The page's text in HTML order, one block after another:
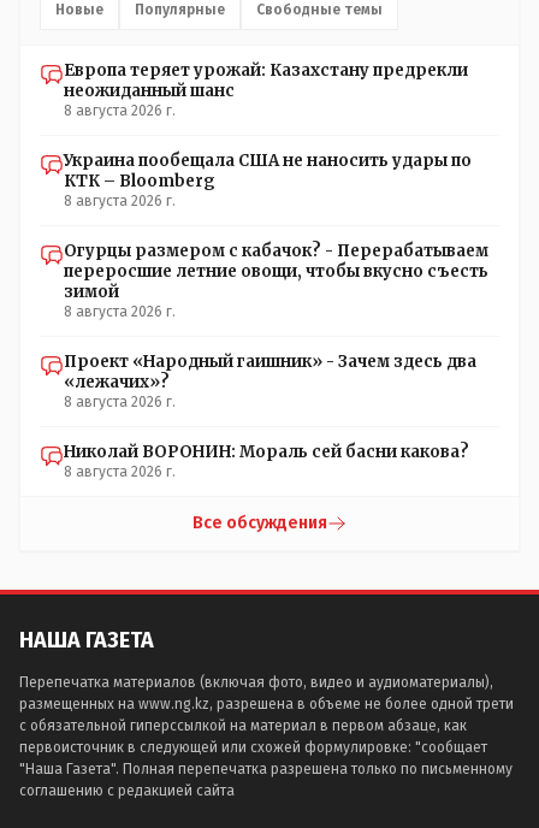
Новые Популярные Свободные темы
Европа теряет урожай: Казахстану предрекли
неожиданный шанс
8 августа 2026 г.
Украина пообещала США не наносить удары по
КТК – Bloomberg
8 августа 2026 г.
Огурцы размером с кабачок? - Перерабатываем
переросшие летние овощи, чтобы вкусно съесть
зимой
8 августа 2026 г.
Проект «Народный гаишник» - Зачем здесь два
«лежачих»?
8 августа 2026 г.
Николай ВОРОНИН: Мораль сей басни какова?
8 августа 2026 г.
Все обсуждения
НАША ГАЗЕТА
Перепечатка материалов (включая фото, видео и аудиоматериалы),
размещенных на www.ng.kz, разрешена в объеме не более одной трети
с обязательной гиперссылкой на материал в первом абзаце, как
первоисточник в следующей или схожей формулировке: "сообщает
"Наша Газета". Полная перепечатка разрешена только по письменному
соглашению с редакцией сайта